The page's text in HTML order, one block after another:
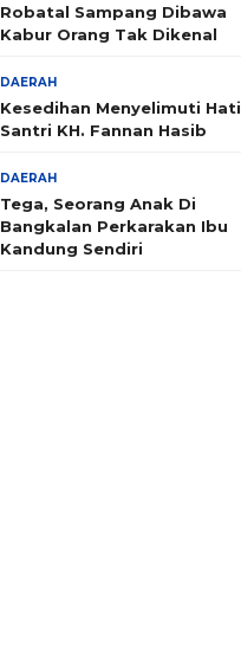
Robatal Sampang Dibawa
Kabur Orang Tak Dikenal
DAERAH
Kesedihan Menyelimuti Hati
Santri KH. Fannan Hasib
DAERAH
Tega, Seorang Anak Di
Bangkalan Perkarakan Ibu
Kandung Sendiri